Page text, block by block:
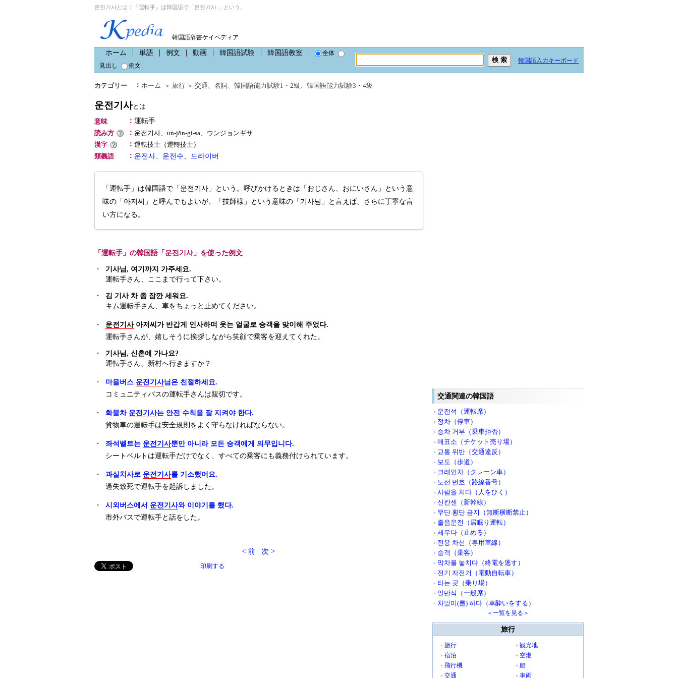
운전기사とは：「運転手」は韓国語で「운전기사 」という。
韓国語辞書ケイペディア
ホーム 単語 例文 動画 韓国語試験 韓国語教室
全体
見出し
例文
韓国語入力キーボード
カテゴリー ： ホーム ＞ 旅行 ＞ 交通、 名詞 、 韓国語能力試験1・2級 、 韓国語能力試験3・4級
운전기사とは
意味
： 運転手
読み方
： 운전기사、un-jŏn-gi-sa、ウンジョンギサ
漢字
： 運転技士（運轉技士）
類義語
： 운전사、 운전수、 드라이버
「運転手」は韓国語で「운전기사」という。呼びかけるときは「おじさん、おにいさん」という意
味の「아저씨」と呼んでもよいが、「技師様」という意味の「기사님」と言えば、さらに丁寧な言
い方になる。
「運転手」の韓国語「운전기사」を使った例文
・
기사님, 여기까지 가주세요.
運転手さん、ここまで行って下さい。
・
김 기사 차 좀 잠깐 세워요.
キム運転手さん、車をちょっと止めてください。
・ 운전기사아저씨가 반갑게 인사하며 웃는 얼굴로 승객을 맞이해 주었다.
運転手さんが、嬉しそうに挨拶しながら笑顔で乗客を迎えてくれた。
・
기사님, 신촌에 가나요?
運転手さん、新村へ行きますか？
・ 마을버스 운전기사님은 친절하세요.
コミュニティバスの運転手さんは親切です 。
・ 화물차 운전기사는 안전 수칙을 잘 지켜야 한다.
貨物車の運転手は安全規則をよく守らなければならない。
・ 좌석벨트는 운전기사뿐만 아니라 모든 승객에게 의무입니다.
シートベルトは運転手だけでなく、すべての乗客にも義務付けられています。
・ 과실치사로 운전기사를 기소했어요.
過失致死で運転手を起訴しました。
・ 시외버스에서 운전기사와 이야기를 했다.
市外バスで運転手と話をした。
< 前 次 >
印刷する
交通関連の韓国語
운전석（運転席）
정차（停車）
승차 거부（乗車拒否）
매표소（チケット売り場）
교통 위반（交通違反）
보도（歩道）
크레인차（クレーン車）
노선 번호（路線番号）
사람을 치다（人をひく）
신칸센（新幹線）
무단 횡단 금지（無断横断禁止）
졸음운전（居眠り運転）
세우다（止める）
전용 차선（専用車線）
승객（乗客）
막차를 놓치다（終電を逃す）
전기 자전거（電動自転車）
타는 곳（乗り場）
일반석（一般席）
차멀미(를) 하다（車酔いをする）
＜一覧を見る＞
旅行
旅行
観光地
宿泊
空港
飛行機
船
交通
車両